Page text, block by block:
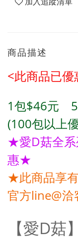
商品描述
<此商品已
1包$46元
(100包以上
★愛D菇全
惠★
★此商品享
官方line@
【愛D菇